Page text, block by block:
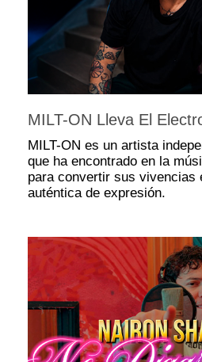
MILT-ON Lleva El
MILT-ON es un artista
que ha encontrado en la
para convertir sus vivencias
auténtica de expresión.